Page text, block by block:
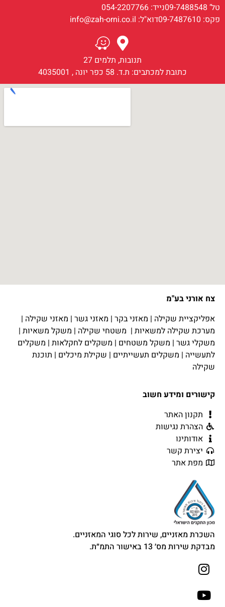
טל‘ 09-7488548
נייד: 054-2207766
פקס: 09-7487610
דוא"ל: info@zah-orni.co.il
תנובות, תלמים 27
כתובת למכתבים: ת.ד. 58 כפר יונה , 4035001
צח אורני בע"מ
אפליקציית שקילה | מאזני בקר | מאזני גשר | מאזני שקילה |
מערכת שקילה למשאיות | משטחי שקילה | משקל משאיות |
משקלי גשר | משקל משטחים | משקלים לחקלאות | משקלים
לתעשייה | משקלים תעשייתיים | שקילת מיכלים | תוכנת
שקילה
קישורים ומידע חשוב
תקנון האתר
הצהרת נגישות
אודותינו
יצירת קשר
מפת אתר
השכרת מאזניים, שירות לכל סוגי המאזניים.
מבדקת שירות מס׳ 13 באישור התמ״ת.